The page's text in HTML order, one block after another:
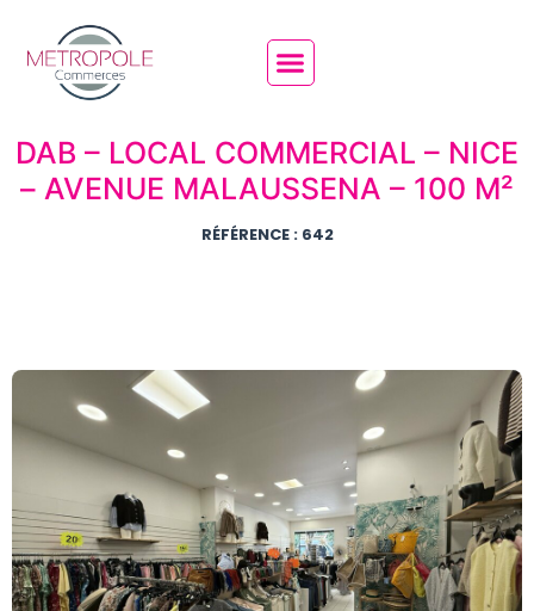
DAB – LOCAL COMMERCIAL – NICE
– AVENUE MALAUSSENA – 100 M²
RÉFÉRENCE : 642